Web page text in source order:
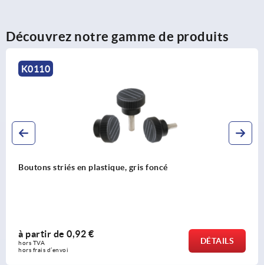
Découvrez notre gamme de produits
K0110
Boutons striés en plastique avec métal détectable
à partir de 5,26 €
hors TVA
hors frais d’envoi
DÉTAILS